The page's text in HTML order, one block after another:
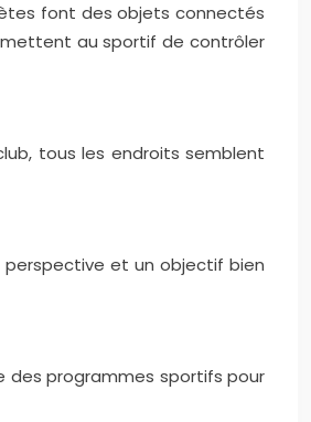
font des objets connectés
au sportif de contrôler
tous les endroits semblent
et un objectif bien
des programmes sportifs pour